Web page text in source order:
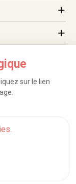
sur le lien
des données